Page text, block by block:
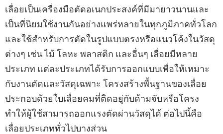
เลื่อยเป็นเครื่องมือตัดอเนกประสงค์ที่มีมายาวนานและ
เป็นที่นิยมใช้งานกันอย่างแพร่หลายในทุกภูมิภาคทั่วโลก
และใช้สำหรับการตัดในรูปแบบตรงหรือแนวโค้งในวัสดุ
ต่างๆ เช่น ไม้ โลหะ พลาสติก และอื่นๆ เลื่อยมีหลาย
ประเภท แต่ละประเภทได้รับการออกแบบเพื่อให้เหมาะ
กับงานตัดและวัสดุเฉพาะ โครงสร้างพื้นฐานของเลื่อย
ประกอบด้วยใบเลื่อยคมที่ติดอยู่กับด้ามจับหรือโครง
ทำให้ผู้ใช้สามารถออกแรงตัดผ่านวัสดุได้ ต่อไปนี้คือ
เลื่อยประเภททั่วไปบางส่วน